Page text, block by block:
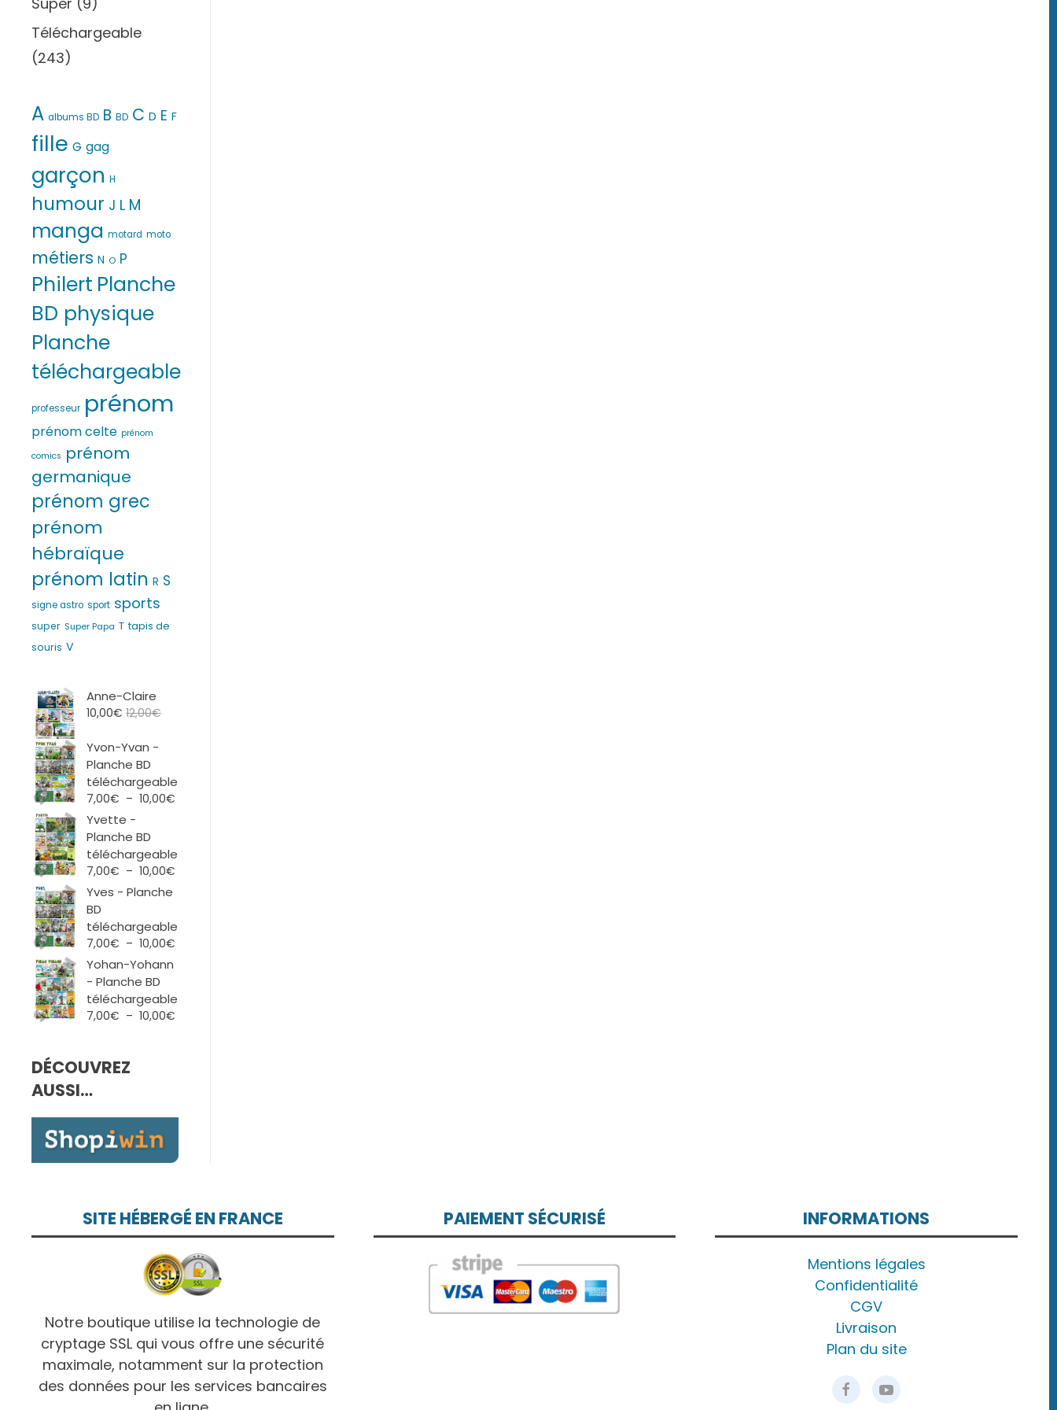
Téléchargeable
(243)
A albums BD B BD C D E F
fille G gag
garçon H
humour J L M
manga motard moto
métiers N O P
Philert Planche
BD physique
Planche
téléchargeable
professeur prénom
prénom celte prénom
comics prénom
germanique
prénom grec
prénom
hébraïque
prénom latin R S
signe astro sport sports
super Super Papa T tapis de
souris V
Anne-Claire
10,00€ 12,00€
Yvon-Yvan -
Planche BD
téléchargeable
7,00€ – 10,00€
Yvette -
Planche BD
téléchargeable
7,00€ – 10,00€
Yves - Planche
BD
téléchargeable
7,00€ – 10,00€
Yohan-Yohann
- Planche BD
téléchargeable
7,00€ – 10,00€
DÉCOUVREZ
AUSSI…
SITE HÉBERGÉ EN FRANCE
Notre boutique utilise la technologie de
cryptage SSL qui vous offre une sécurité
maximale, notamment sur la protection
des données pour les services bancaires
PAIEMENT SÉCURISÉ INFORMATIONS
Mentions légales
Confidentialité
CGV
Livraison
Plan du site